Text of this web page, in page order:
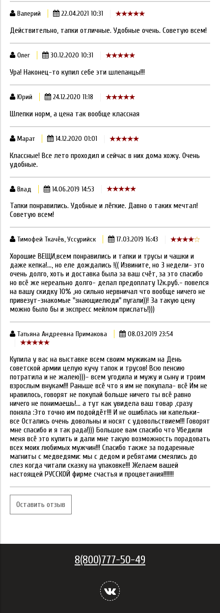
Валерий 22.04.2021 10:31
Действительно, тапки отличные. Удобные очень. Советую всем!
Олег 30.12.2020 10:31
Ура! Наконец-то купил себе эти шлепанцы!!!
Юрий 24.12.2020 11:18
Шлепки норм, а цена так вообще классная
Марат 14.12.2020 01:01
Классные! Все лето проходил и сейчас в них дома хожу. Очень
удобные.
Влад 14.06.2019 14:53
Тапки понравились. Удобные и лёгкие. Давно о таких мечтал!
Советую всем!
Тимофей Ткачёв, Уссурийск 17.03.2019 16:43
Хорошие ВЕЩИ,всем понравились и тапки и трусы и чашки и
даже кепка!..., но еле дождались !(( Извините, но 3 недели- это
очень долго, хоть и доставка была за ваш счёт, за это спасибо
но всё же нереально долго- делал предоплату 12к.руб.- повелся
на вашу скидку 10% ,но сильно нервничал что вообще ничего не
привезут-знакомые "знающиелюди" пугали))! За такую цену
можно было бы и экспресс мейлом прислать!)))
Татьяна Андреевна Примакова 08.03.2019 23:54
Купила у вас на выставке всем своим мужикам на День
советской армии целую кучу тапок и трусов! Всю пенсию
потратила и не жалею)))- всем угодила и мужу и сыну и троим
взрослым внукам!!! Раньше всё что я им не покупала- всё Им не
нравилось, говорят не покупай больше ничего ты всё равно
ничего не понимаешь!... а тут как увидела ваш товар ,сразу
поняла :Это точно им подойдёт!!! И не ошиблась ни капельки-
все Остались очень довольны и носят с удовольствием!!! Говорят
мне спасибо и я так рада!))) Большое вам спасибо что Убедили
меня всё это купить и дали мне такую возможность порадовать
всех моих любимых мужчин!!! Спасибо также за подаренные
магниты с медведями: мы с дедом и ребятами смеялись до
слез когда читали сказку на упаковке!!! Желаем вашей
настоящей РУССКОЙ фирме счастья и процветания!!!!!!!
Оставить отзыв
8(800)777-50-49